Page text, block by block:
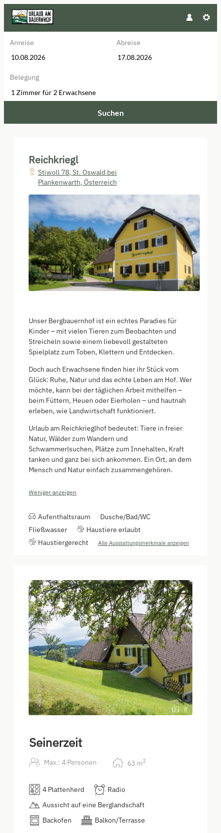
Anreise Abreise
Belegung
1 Zimmerfür 2 Erwachsene
Suchen
Reichkriegl
Stiwoll 78, St. Oswald bei
Plankenwarth, Österreich
Unser Bergbauernhof ist ein echtes Paradies für
Kinder – mit vielen Tieren zum Beobachten und
Streicheln sowie einem liebevoll gestalteten
Spielplatz zum Toben, Klettern und Entdecken.
Doch auch Erwachsene finden hier ihr Stück vom
Glück: Ruhe, Natur und das echte Leben am Hof. Wer
möchte, kann bei der täglichen Arbeit mithelfen –
beim Füttern, Heuen oder Eierholen – und hautnah
erleben, wie Landwirtschaft funktioniert.
Urlaub am Reichkrieglhof bedeutet: Tiere in freier
Natur, Wälder zum Wandern und
Schwammerlsuchen, Plätze zum Innehalten, Kraft
tanken und ganz bei sich ankommen. Ein Ort, an dem
Mensch und Natur einfach zusammengehören.
Weniger anzeigen
Aufenthaltsraum
Dusche/Bad/WC
Fließwasser
Haustiere erlaubt
Haustiergerecht
Alle Ausstattungsmerkmale anzeigen
8
Seinerzeit
Max.: 4 Personen 63 m2
4 Plattenherd
Radio
Aussicht auf eine Berglandschaft
Backofen
Balkon/Terrasse